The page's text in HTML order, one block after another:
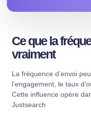
Ce que la
vraiment
La fréquence d’envoi
l’engagement, le taux
Cette influence opère
Justsearch